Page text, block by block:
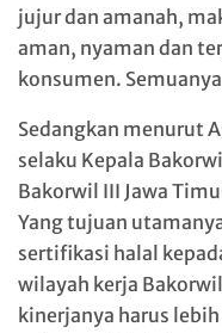
jujur dan amanah,
aman, nyaman dan
konsumen.
Sedangkan menurut
selaku Kepala
Bakorwil III Jawa
Yang tujuan
sertifikasi halal
wilayah kerja
kinerjanya harus